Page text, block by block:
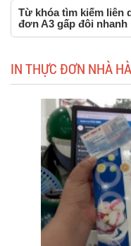
Từ khóa tìm kiếm liên
đơn A3 gấp đôi nhanh
IN THỰC ĐƠN NHÀ